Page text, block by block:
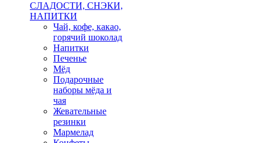
СЛАДОСТИ, СНЭКИ,
НАПИТКИ
Чай, кофе, какао,
горячий шоколад
Напитки
Печенье
Мёд
Подарочные
наборы мёда и
чая
Жевательные
резинки
Мармелад